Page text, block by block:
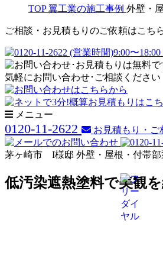
TOP 翼工業の施工事例 外壁・
ご相談・お見積もりのご依頼はこち
メニュー
0120-11-2622 お見積もり・ご
茅ヶ崎市 I様邸 外壁・屋根・付帯部
低汚染遮熱塗料で美観を